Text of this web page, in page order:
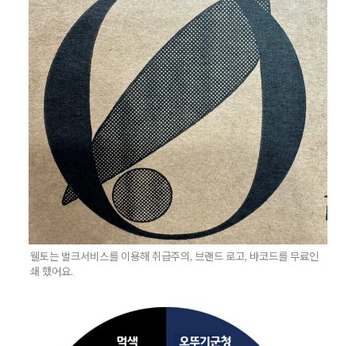
웰토는 벌크서비스를 이용해 취급주의, 브랜드 로고, 바코드를 무료인
쇄 했어요.